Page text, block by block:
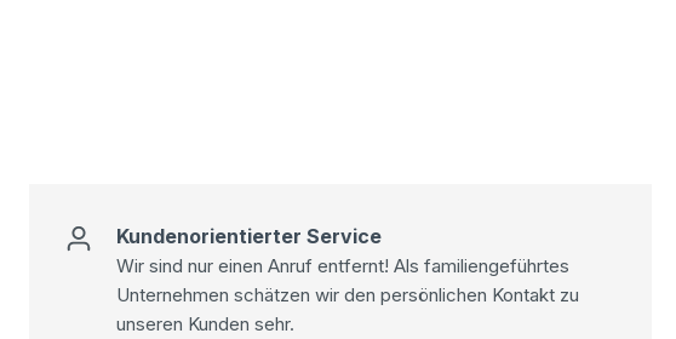
Kundenorientierter Service
Wir sind nur einen Anruf entfernt! Als familiengeführtes
Unternehmen schätzen wir den persönlichen Kontakt zu
unseren Kunden sehr.